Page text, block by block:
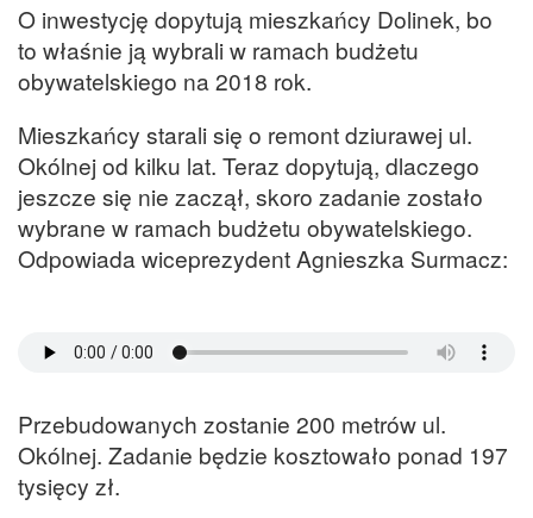
O inwestycję dopytują mieszkańcy Dolinek, bo
to właśnie ją wybrali w ramach budżetu
obywatelskiego na 2018 rok.
Mieszkańcy starali się o remont dziurawej ul.
Okólnej od kilku lat. Teraz dopytują, dlaczego
jeszcze się nie zaczął, skoro zadanie zostało
wybrane w ramach budżetu obywatelskiego.
Odpowiada wiceprezydent Agnieszka Surmacz:
Przebudowanych zostanie 200 metrów ul.
Okólnej. Zadanie będzie kosztowało ponad 197
tysięcy zł.